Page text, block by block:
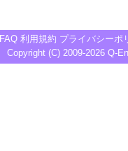
FAQ 利用規約 プライバシーポ
Copyright (C) 2009-2026 Q-